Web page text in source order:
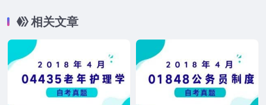
相关文章